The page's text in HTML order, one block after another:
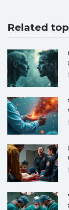
Related